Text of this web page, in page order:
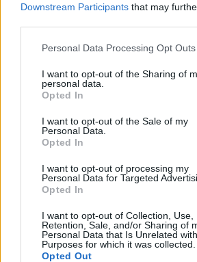
Downstream Participants that may
Please note that this website/app uses
not limited to your visit or usage
grant or deny consent to Google and its
use your data for below specified
consent section.
Personal Data Processing Opt Outs
I want to opt-out of the Sharing of
personal data.
Opted In
I want to opt-out of the Sale of my
Personal Data.
Opted In
I want to opt-out of processing my
Personal Data for Targeted
Opted In
I want to opt-out of Collection, Use,
Retention, Sale, and/or Sharing of
Personal Data that Is Unrelated
Purposes for which it was collected.
Opted Out
της Ζωής μας
Οι άνθρωποι, οι αυθεντικές
πολιτισμός που μας ενώνει
ΓΙΑ ΤΟ ΚΑΛΟΚΑΙΡΙ